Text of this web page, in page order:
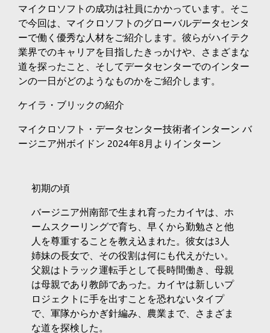
マイクロソフトの成功は社員にかかっています。そこ
で今回は、マイクロソフトのグローバルデータセンタ
ーで働く優秀な人材をご紹介します。 彼らがハイテク
業界でのキャリアを目指したきっかけや、さまざまな
道を探ったこと、そしてデータセンターでのインター
ンの一日がどのようなものかをご紹介します。
ケイラ・ブリックの紹介
マイクロソフト・データセンター技術者インターン バ
ージニア州ボイドン 2024年8月よりインターン
初期の頃
バージニア州南部で生まれ育ったカイヤは、ホ
ームスクーリングで育ち、早くから勤勉さと他
人を尊重することを教え込まれた。彼女は3人
姉妹の長女で、その役割は何にも代えがたい。
父親はトラック運転手として長時間働き、母親
は母親であり教師であった。カイヤは新しいプ
ロジェクトに手を出すことを恐れないタイプ
で、軍隊からかぎ針編み、農業まで、さまざま
な道を探検した。